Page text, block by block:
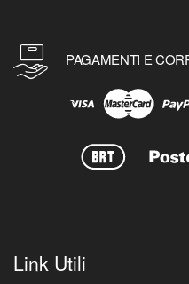
PAGAMENTI E
Link Utili